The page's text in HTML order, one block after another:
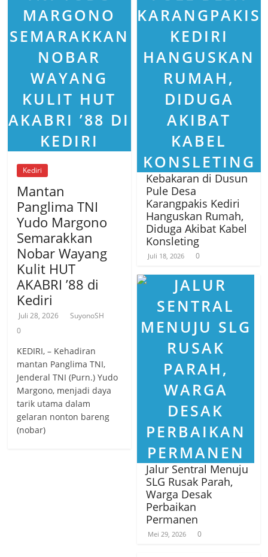
Kediri
Mantan
Panglima TNI
Yudo Margono
Semarakkan
Nobar Wayang
Kulit HUT
AKABRI ’88 di
Kediri
Juli 28, 2026
SuyonoSH
0
KEDIRI, – Kehadiran
mantan Panglima TNI,
Jenderal TNI (Purn.) Yudo
Margono, menjadi daya
tarik utama dalam
gelaran nonton bareng
(nobar)
Kebakaran di Dusun
Pule Desa
Karangpakis Kediri
Hanguskan Rumah,
Diduga Akibat Kabel
Konsleting
Juli 18, 2026 0
Jalur Sentral Menuju
SLG Rusak Parah,
Warga Desak
Perbaikan
Permanen
Mei 29, 2026 0